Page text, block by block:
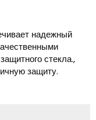
надежный
стекла.,
защиту.